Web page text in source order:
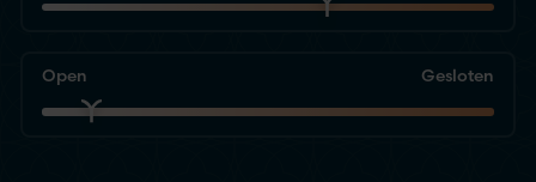
Open Gesloten